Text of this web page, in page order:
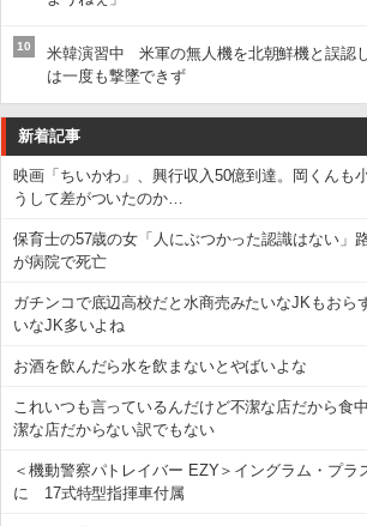
10
米韓演習中 米軍の無人機を北朝鮮機と誤認
は一度も撃墜できず
新着記事
映画「ちいかわ」、興行収入50億到達。岡くんも
うして差がついたのか…
保育士の57歳の女「人にぶつかった認識はない」
が病院で死亡
ガチンコで底辺高校だと水商売みたいなJKもおら
いなJK多いよね
お酒を飲んだら水を飲まないとやばいよな
これいつも言っているんだけど不潔な店だから食
潔な店だからない訳でもない
＜機動警察パトレイバー EZY＞イングラム・プ
に 17式特型指揮車付属